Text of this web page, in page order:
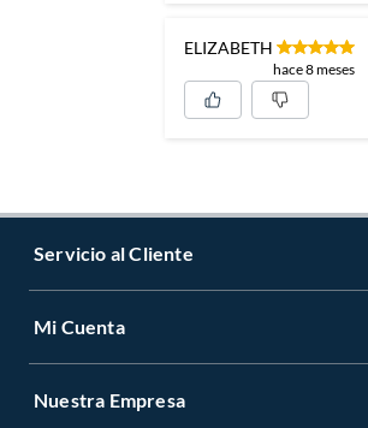
ELIZABETH
hace 8 meses
Servicio al Cliente
Contáctanos
Mi Cuenta
Registrate
Nuestra Empresa